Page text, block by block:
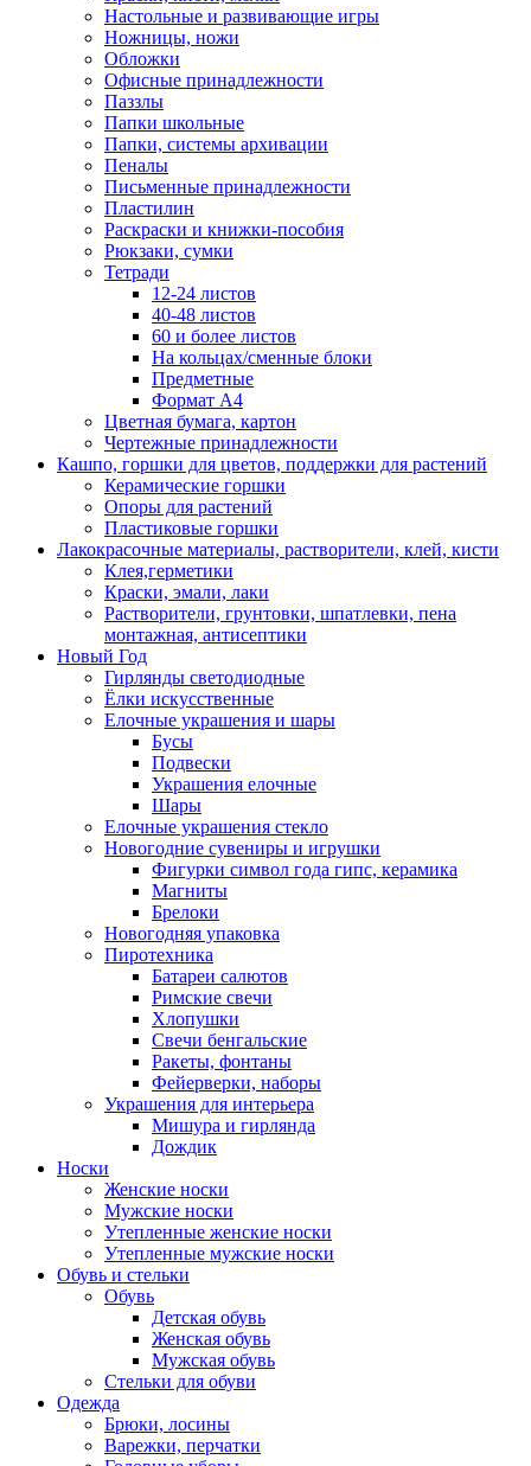
Настольные и развивающие игры
Ножницы, ножи
Обложки
Офисные принадлежности
Паззлы
Папки школьные
Папки, системы архивации
Пеналы
Письменные принадлежности
Пластилин
Раскраски и книжки-пособия
Рюкзаки, сумки
Тетради
12-24 листов
40-48 листов
60 и более листов
На кольцах/сменные блоки
Предметные
Формат А4
Цветная бумага, картон
Чертежные принадлежности
Кашпо, горшки для цветов, поддержки для растений
Керамические горшки
Опоры для растений
Пластиковые горшки
Лакокрасочные материалы, растворители, клей, кисти
Клея,герметики
Краски, эмали, лаки
Растворители, грунтовки, шпатлевки, пена
монтажная, антисептики
Новый Год
Гирлянды светодиодные
Ёлки искусственные
Елочные украшения и шары
Бусы
Подвески
Украшения елочные
Шары
Елочные украшения стекло
Новогодние сувениры и игрушки
Фигурки символ года гипс, керамика
Магниты
Брелоки
Новогодняя упаковка
Пиротехника
Батареи салютов
Римские свечи
Хлопушки
Свечи бенгальские
Ракеты, фонтаны
Фейерверки, наборы
Украшения для интерьера
Мишура и гирлянда
Дождик
Носки
Женские носки
Мужские носки
Утепленные женские носки
Утепленные мужские носки
Обувь и стельки
Обувь
Детская обувь
Женская обувь
Мужская обувь
Стельки для обуви
Одежда
Брюки, лосины
Варежки, перчатки